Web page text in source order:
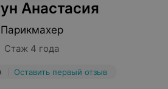
Анастасия
Парикмахер
Стаж 4 года
Оставить первый отзыв